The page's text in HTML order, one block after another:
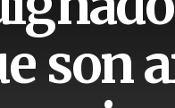
son